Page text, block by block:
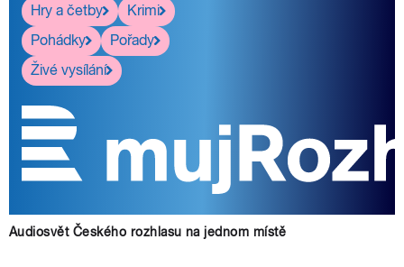
Hry a četby
Krimi
Pohádky
Pořady
Živé vysílání
Audiosvět Českého rozhlasu na jednom místě